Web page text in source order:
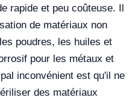
rapide et peu coûteuse. Il
de matériaux non
poudres, les huiles et
pour les métaux et
inconvénient est qu'il ne
des matériaux